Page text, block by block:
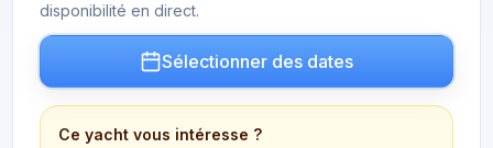
disponibilité en direct.
Sélectionner des dates
Ce yacht vous intéresse ?